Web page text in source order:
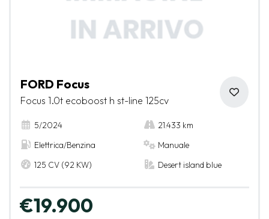
FORD Focus
Focus 1.0t ecoboost h st-line 125cv
5/2024
21.433 km
Elettrica/Benzina
Manuale
125 CV (92 KW)
Desert island blue
€19.900